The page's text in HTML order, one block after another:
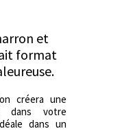
et
format
créera une
dans votre
dans un